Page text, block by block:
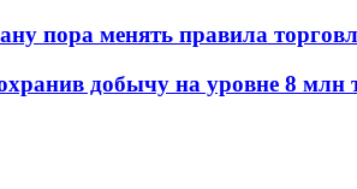
пора менять правила
добычу на уровне 8 млн